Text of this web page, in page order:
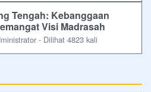
Tengah: Kebanggaan
Visi Madrasah
- Dilihat 4823 kali